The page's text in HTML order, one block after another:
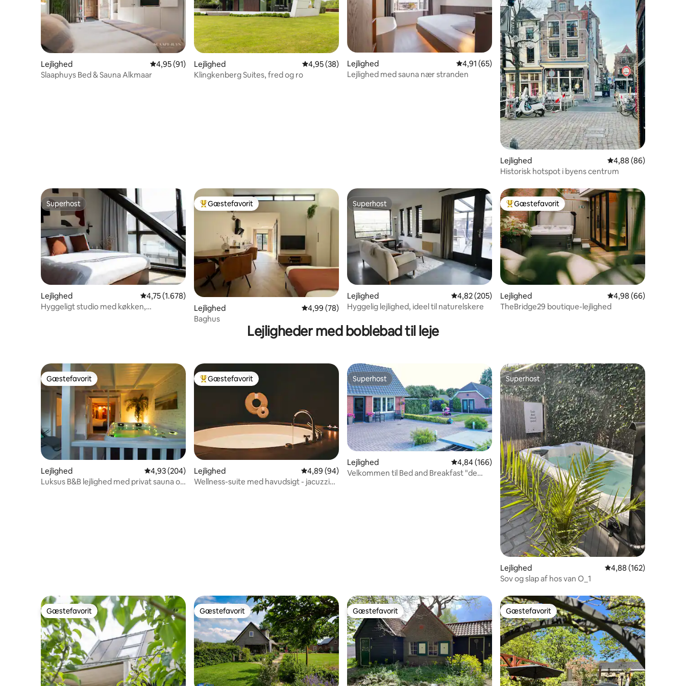
Lejlighed 4,95 ud af 5 i gennemsnitlig bedømmelse, 91 omtaler
4,95 (91)
Slaaphuys Bed & Sauna Alkmaar
Lejlighed 4,95 ud af 5 i gennemsnitlig bedømmelse, 38 omtaler
4,95 (38)
Klingkenberg Suites, fred og ro
Lejlighed 4,91 ud af 5 i gennemsnitlig bedømmelse, 65 omtaler
4,91 (65)
Lejlighed med sauna nær stranden
Lejlighed 4,88 ud af 5 i
4,88 (86)
Historisk hotspot i byens centrum
Superhost
Superhost
Lejlighed 4,75 ud af 5 i gennemsnitlig bedømmelse, 1.678 omtaler
4,75 (1.678)
Hyggeligt studio med køkken,
Bedste gæstefavorit
Gæstefavorit
Lejlighed 4,99 ud af 5 i gennemsnitlig bedømmelse, 78 omtaler
4,99 (78)
Baghus
Superhost
Superhost
Lejlighed 4,82 ud af 5 i gennemsnitlig bedømmelse, 205 omtaler
4,82 (205)
Hyggelig lejlighed, ideel til naturelskere
Bedste gæstefavorit
Gæstefavorit
Lejlighed 4,98 ud af 5 i
4,98 (66)
TheBridge29 boutique-lejlighed
Lejligheder med boblebad til leje
Gæstefavorit
Gæstefavorit
Lejlighed 4,93 ud af 5 i gennemsnitlig bedømmelse, 204 omtaler
4,93 (204)
Luksus B&B lejlighed med privat sauna og
Bedste gæstefavorit
Gæstefavorit
Lejlighed 4,89 ud af 5 i gennemsnitlig bedømmelse, 94 omtaler
4,89 (94)
Wellness-suite med havudsigt - jacuzzi
Superhost
Superhost
Lejlighed 4,84 ud af 5 i gennemsnitlig bedømmelse, 166 omtaler
4,84 (166)
Velkommen til Bed and Breakfast "de
Superhost
Superhost
Lejlighed 4,88 ud af 5 i
4,88 (162)
Sov og slap af hos van O_1
Gæstefavorit
Gæstefavorit Gæstefavorit
Gæstefavorit Gæstefavorit
Gæstefavorit Gæstefavorit
Gæstefavorit